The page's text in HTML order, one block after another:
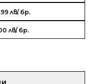
лв./ бр.
лв./ бр.